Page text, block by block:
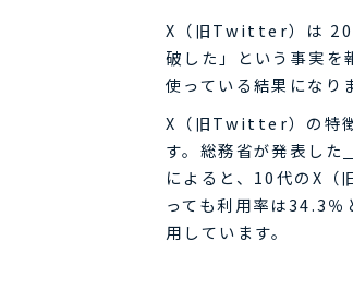
X（旧Twitter）は
破した」という事実
使っている結果になり
X（旧Twitter）の特徴
す。総務省が発表した
によると、10代のX
っても利用率は34.3
用しています。